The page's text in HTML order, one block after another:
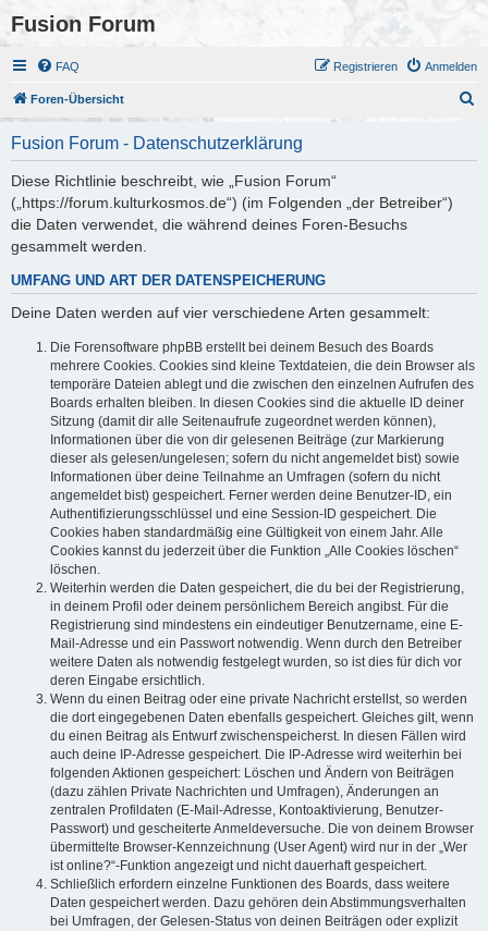
Fusion Forum
FAQ Anmelden
Registrieren
Foren-Übersicht
Fusion Forum - Datenschutzerklärung
Diese Richtlinie beschreibt, wie „Fusion Forum“
(„https://forum.kulturkosmos.de“) (im Folgenden „der Betreiber“)
die Daten verwendet, die während deines Foren-Besuchs
gesammelt werden.
UMFANG UND ART DER DATENSPEICHERUNG
Deine Daten werden auf vier verschiedene Arten gesammelt:
Die Forensoftware phpBB erstellt bei deinem Besuch des Boards
mehrere Cookies. Cookies sind kleine Textdateien, die dein Browser als
temporäre Dateien ablegt und die zwischen den einzelnen Aufrufen des
Boards erhalten bleiben. In diesen Cookies sind die aktuelle ID deiner
Sitzung (damit dir alle Seitenaufrufe zugeordnet werden können),
Informationen über die von dir gelesenen Beiträge (zur Markierung
dieser als gelesen/ungelesen; sofern du nicht angemeldet bist) sowie
Informationen über deine Teilnahme an Umfragen (sofern du nicht
angemeldet bist) gespeichert. Ferner werden deine Benutzer-ID, ein
Authentifizierungsschlüssel und eine Session-ID gespeichert. Die
Cookies haben standardmäßig eine Gültigkeit von einem Jahr. Alle
Cookies kannst du jederzeit über die Funktion „Alle Cookies löschen“
löschen.
Weiterhin werden die Daten gespeichert, die du bei der Registrierung,
in deinem Profil oder deinem persönlichem Bereich angibst. Für die
Registrierung sind mindestens ein eindeutiger Benutzername, eine E-
Mail-Adresse und ein Passwort notwendig. Wenn durch den Betreiber
weitere Daten als notwendig festgelegt wurden, so ist dies für dich vor
deren Eingabe ersichtlich.
Wenn du einen Beitrag oder eine private Nachricht erstellst, so werden
die dort eingegebenen Daten ebenfalls gespeichert. Gleiches gilt, wenn
du einen Beitrag als Entwurf zwischenspeicherst. In diesen Fällen wird
auch deine IP-Adresse gespeichert. Die IP-Adresse wird weiterhin bei
folgenden Aktionen gespeichert: Löschen und Ändern von Beiträgen
(dazu zählen Private Nachrichten und Umfragen), Änderungen an
zentralen Profildaten (E-Mail-Adresse, Kontoaktivierung, Benutzer-
Passwort) und gescheiterte Anmeldeversuche. Die von deinem Browser
übermittelte Browser-Kennzeichnung (User Agent) wird nur in der „Wer
ist online?“-Funktion angezeigt und nicht dauerhaft gespeichert.
Schließlich erfordern einzelne Funktionen des Boards, dass weitere
Daten gespeichert werden. Dazu gehören dein Abstimmungsverhalten
bei Umfragen, der Gelesen-Status von deinen Beiträgen oder explizit